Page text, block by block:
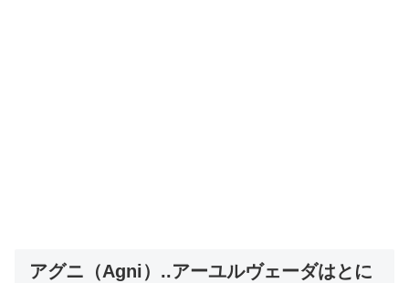
アグニ（Agni）..アーユルヴェーダはとに